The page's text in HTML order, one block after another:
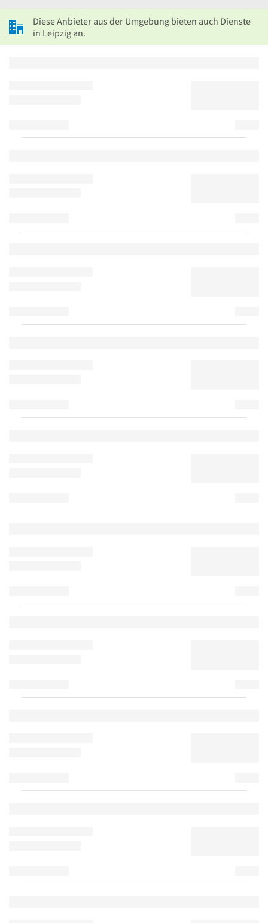
Diese Anbieter aus der Umgebung bieten auch Dienste
in Leipzig an.